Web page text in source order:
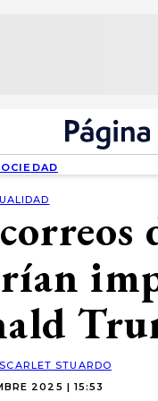
SCARLET STUARDO
2025 | 15:53